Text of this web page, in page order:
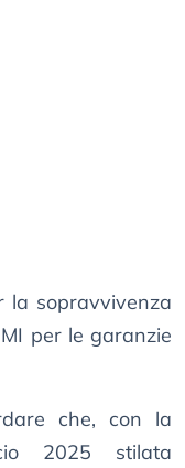
la sopravvivenza
per le garanzie
che, con la
2025 stilata